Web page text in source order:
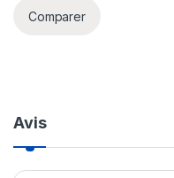
Comparer
Avis